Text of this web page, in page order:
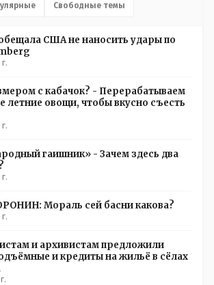
Свободные темы
США не наносить удары по
с кабачок? - Перерабатываем
летние овощи, чтобы вкусно съесть
гаишник» - Зачем здесь два
Мораль сей басни какова?
и архивистам предложили
и кредиты на жильё в сёлах